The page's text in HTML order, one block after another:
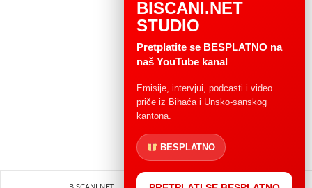
BISCANI.NET
STUDIO
Pretplatite se BESPLATNO na
naš YouTube kanal
Emisije, intervjui, podcasti i video
priče iz Bihaća i Unsko-sanskog
kantona.
BESPLATNO